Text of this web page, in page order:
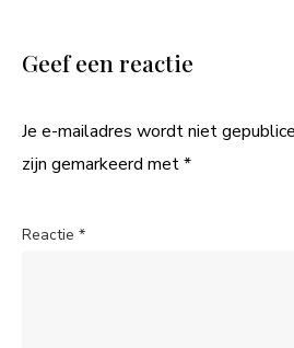
Geef een reactie
Je e-mailadres wordt niet
zijn gemarkeerd met*
Reactie *